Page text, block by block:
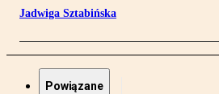
Jadwiga Sztabińska
Powiązane